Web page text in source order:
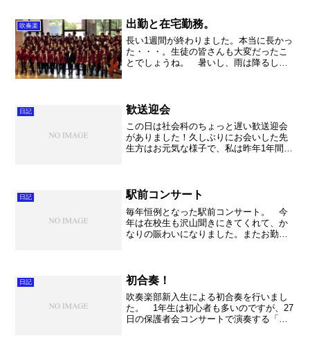
います。 そして今年も演奏...
吹奏楽 出勤と在宅勤務。
長い1週間が終わりました。本当に長かっ
た・・・。生徒の皆さんも大変だったこ
とでしょうね。 暑いし、雨は降るし、
情もあってある程度は仕方...
日記 歓送迎会
この日は社会科のちょっと遅い歓送迎会
がありました！久しぶりにお会いした先
生方はお元気な様子で、私は昨年1年間と
うですが話の中心は社会...
日記 駅前コンサート
毎年恒例となった駅前コンサート。 今
年は在校生も沢山聞きにきてくれて、か
なりの賑わいになりました。またお勤め
もNHKの撮影が入り、更...
日記 初合奏！
吹奏楽部新入生による初合奏を行いまし
た。 1年生は初心者も多いのですが、27
日の保護者会コンサートで演奏する「恋